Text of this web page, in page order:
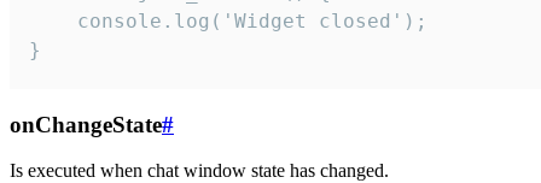
    console.log('Widget closed');
}
onChangeState#
Is executed when chat window state has changed.